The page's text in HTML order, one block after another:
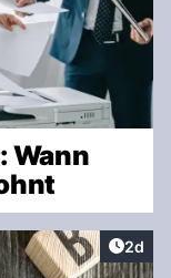
Wann
2d